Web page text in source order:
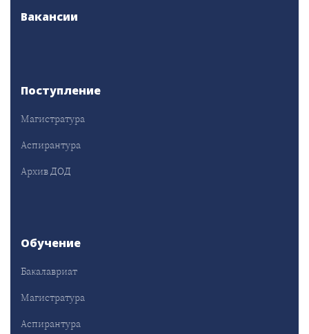
Вакансии
Поступление
Магистратура
Аспирантура
Архив ДОД
Обучение
Бакалавриат
Магистратура
Аспирантура